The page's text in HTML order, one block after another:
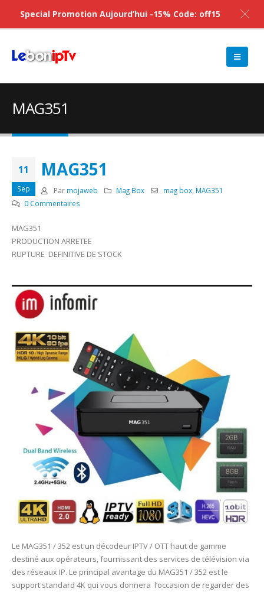
MAG351
11
Sep
MAG351
Par mojaweb Mag Box mag box MAG351
0 Commentaires
MAG351
PRODUCTION ARRETEE
RUPTURE DEFINITIVE DE STOCK
Le MAG351 / 352 est un décodeur IPTV / OTT haut de gamme
destiné aux opérateurs, fournissant des services de télévision via
des réseaux IP. Le principal avantage du MAG351 / 352 est le
support standard 4K qui vous donnera l’occasion de regarder des
Special Promotion Aujourd’hui -15% Code: off15